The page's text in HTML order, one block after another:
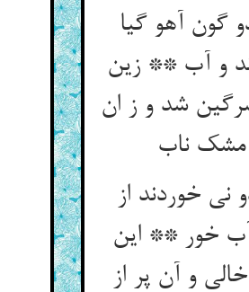
گون آهو گیا
و آب ** زین
شد و ز ان
نی خوردند از
خور ** این
و آن پر از